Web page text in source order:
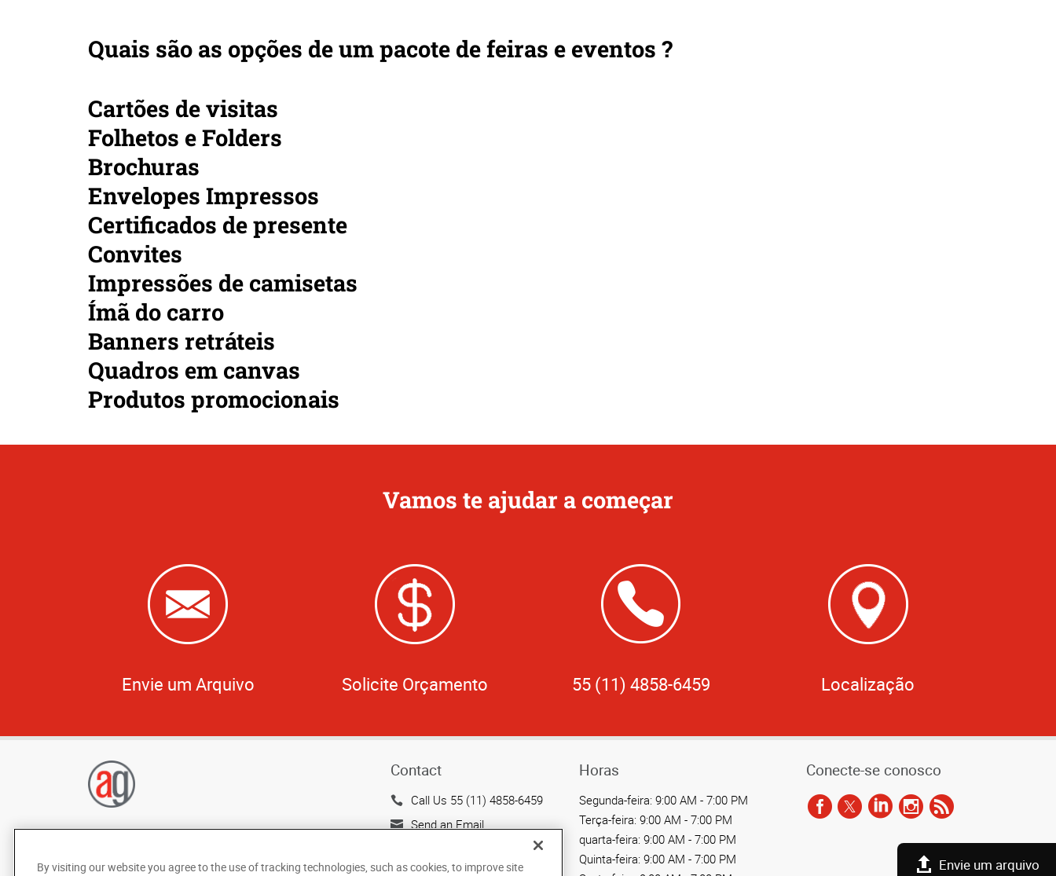
Envie um arquivo
Quais são as opções de um pacote de feiras e eventos ?
Cartões de visitas
Folhetos e Folders
Brochuras
Envelopes Impressos
Certificados de presente
Convites
Impressões de camisetas
Ímã do carro
Banners retráteis
Quadros em canvas
Produtos promocionais
Vamos te ajudar a começar
Envie um Arquivo Solicite Orçamento 55 (11) 4858-6459 Localização
Contact
Call Us 55 (11) 4858-6459
Send an Email
215
Horas
Segunda-feira: 9:00 AM - 7:00 PM
Terça-feira: 9:00 AM - 7:00 PM
quarta-feira: 9:00 AM - 7:00 PM
Quinta-feira: 9:00 AM - 7:00 PM
Conecte-se conosco
By visiting our website you agree to the use of tracking technologies, such as cookies, to improve site